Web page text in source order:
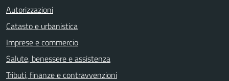
Autorizzazioni
Catasto e urbanistica
Imprese e commercio
Salute, benessere e assistenza
Tributi, finanze e contravvenzioni